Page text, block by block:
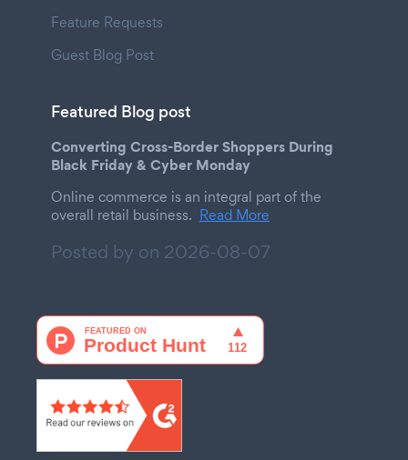
Feature Requests
Guest Blog Post
Featured Blog post
Converting Cross-Border Shoppers During
Black Friday & Cyber Monday
Online commerce is an integral part of the
overall retail business. Read More
Posted by on 2026-08-07